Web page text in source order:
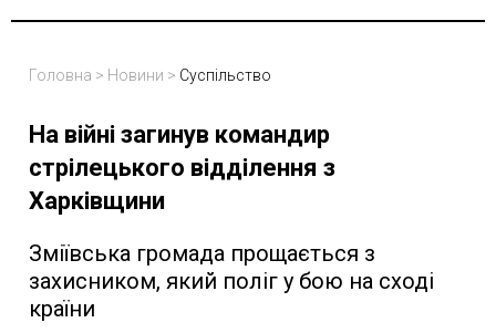
Головна > Новини > Суспільство
На війні загинув командир
стрілецького відділення з
Харківщини
Зміївська громада прощається з
захисником, який поліг у бою на сході
країни